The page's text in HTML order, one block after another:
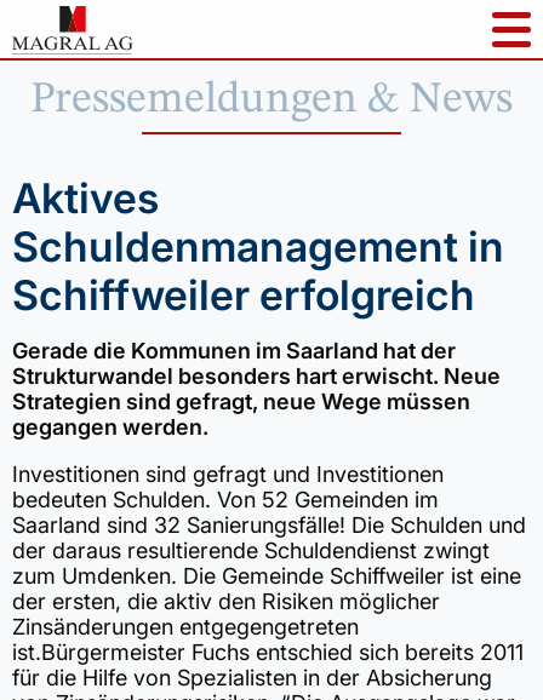
Pressemeldungen & News
Aktives
Schuldenmanagement in
Schiffweiler erfolgreich
Gerade die Kommunen im Saarland hat der
Strukturwandel besonders hart erwischt. Neue
Strategien sind gefragt, neue Wege müssen
gegangen werden.
Investitionen sind gefragt und Investitionen
bedeuten Schulden. Von 52 Gemeinden im
Saarland sind 32 Sanierungsfälle! Die Schulden und
der daraus resultierende Schuldendienst zwingt
zum Umdenken. Die Gemeinde Schiffweiler ist eine
der ersten, die aktiv den Risiken möglicher
Zinsänderungen entgegengetreten
ist.Bürgermeister Fuchs entschied sich bereits 2011
für die Hilfe von Spezialisten in der Absicherung